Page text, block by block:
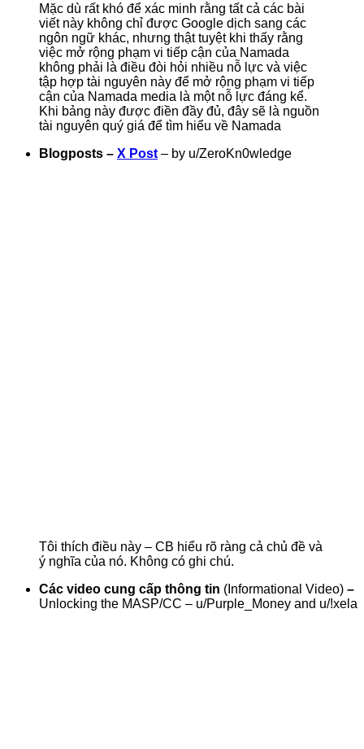
Mặc dù rất khó để xác minh rằng tất cả các bài
viết này không chỉ được Google dịch sang các
ngôn ngữ khác, nhưng thật tuyệt khi thấy rằng
việc mở rộng phạm vi tiếp cận của Namada
không phải là điều đòi hỏi nhiều nỗ lực và việc
tập hợp tài nguyên này để mở rộng phạm vi tiếp
cận của Namada media là một nỗ lực đáng kể.
Khi bảng này được điền đầy đủ, đây sẽ là nguồn
tài nguyên quý giá để tìm hiểu về Namada
Blogposts – X Post – by u/ZeroKn0wledge
Tôi thích điều này – CB hiểu rõ ràng cả chủ đề và
ý nghĩa của nó. Không có ghi chú.
Các video cung cấp thông tin (Informational Video) –
Unlocking the MASP/CC – u/Purple_Money and u/!xela